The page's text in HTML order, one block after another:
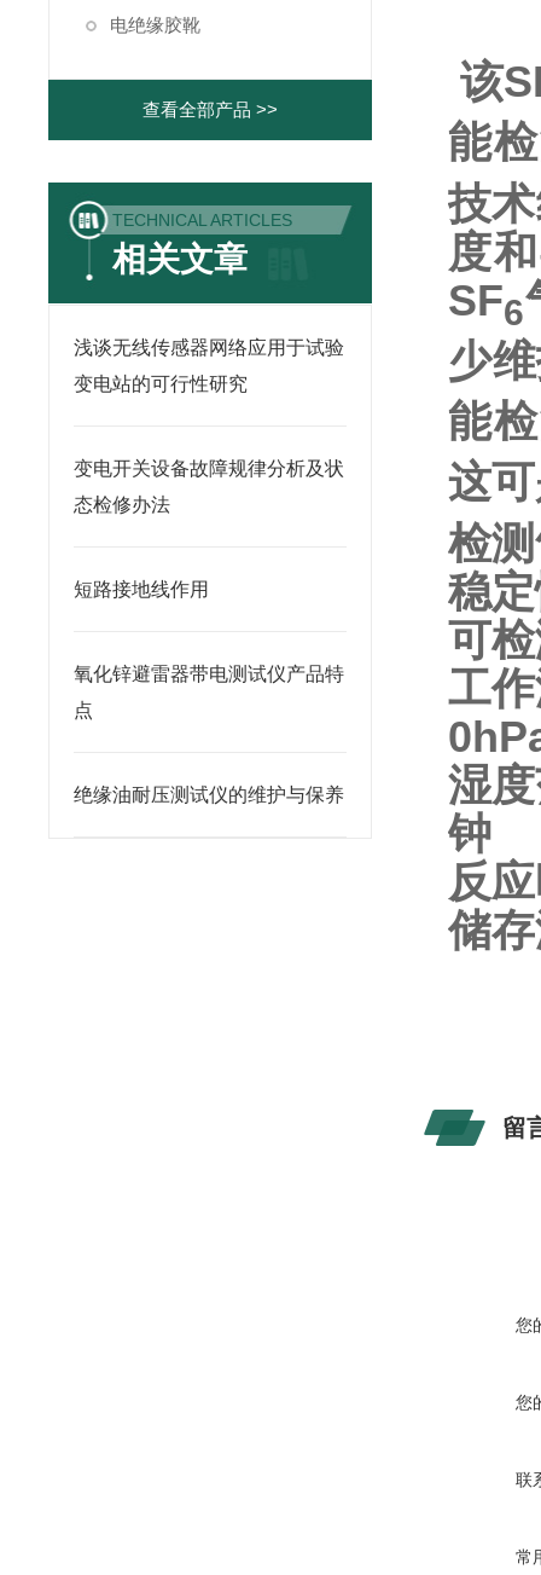
电绝缘胶靴
查看全部产品 >>
TECHNICAL ARTICLES
相关文章
浅谈无线传感器网络应用于试验
变电站的可行性研究
变电开关设备故障规律分析及状
态检修办法
短路接地线作用
氧化锌避雷器带电测试仪产品特
点
绝缘油耐压测试仪的维护与保养
该
能
技
度
SF6
少
能
这
检
稳
可
工
湿
钟
反
储
留
您
您
联
常